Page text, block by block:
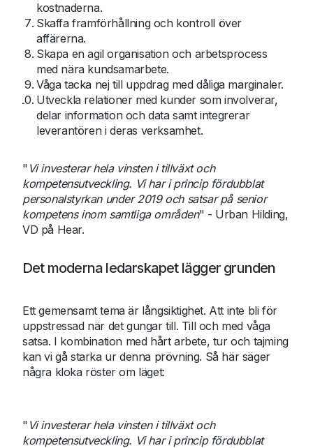
kostnaderna.
Skaffa framförhållning och kontroll över
affärerna.
Skapa en agil organisation och arbetsprocess
med nära kundsamarbete.
Våga tacka nej till uppdrag med dåliga marginaler.
Utveckla relationer med kunder som involverar,
delar information och data samt integrerar
leverantören i deras verksamhet.
" Vi investerar hela vinsten i tillväxt och
kompetensutveckling. Vi har i princip fördubblat
personalstyrkan under 2019 och satsar på senior
kompetens inom samtliga områden" - Urban Hilding,
VD på Hear.
Det moderna ledarskapet lägger grunden
Ett gemensamt tema är långsiktighet. Att inte bli för
uppstressad när det gungar till. Till och med våga
satsa. I kombination med hårt arbete, tur och tajming
kan vi gå starka ur denna prövning. Så här säger
några kloka röster om läget:
" Vi investerar hela vinsten i tillväxt och
kompetensutveckling. Vi har i princip fördubblat